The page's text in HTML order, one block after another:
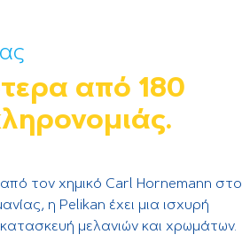
από 180
από τον χημικό Carl Hornemann στο
η Pelikan έχει μια ισχυρή
μελανιών και χρωμάτων.